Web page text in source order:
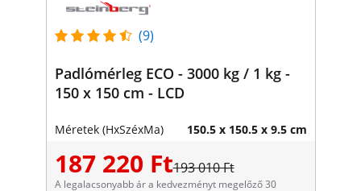
(9)
Padlómérleg ECO - 3000 kg / 1 kg -
150 x 150 cm - LCD
Méretek (HxSzéxMa) 150.5 x 150.5 x 9.5 cm
187 220 Ft193 010 Ft
A legalacsonyabb ár a kedvezményt megelőző 30